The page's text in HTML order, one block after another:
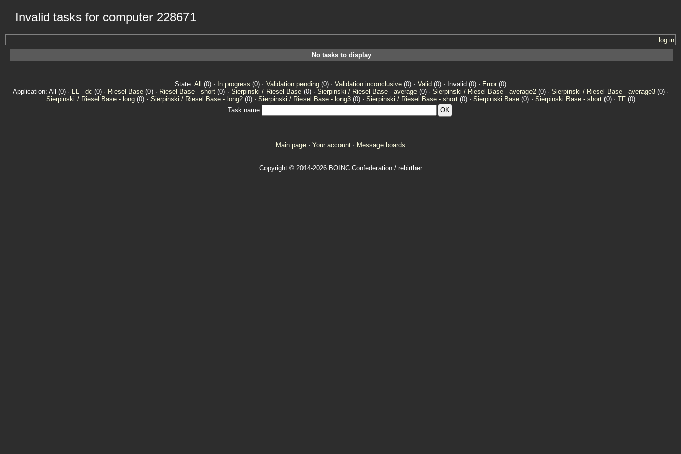
Invalid tasks for computer 228671
log in
No tasks to display
State: All (0) · In progress (0) · Validation pending (0) · Validation inconclusive (0) · Valid (0) · Invalid (0) · Error (0)
Application: All (0) · LL - dc (0) · Riesel Base(0) · Riesel Base - short(0) · Sierpinski / Riesel Base(0) · Sierpinski / Riesel Base - average(0) · Sierpinski / Riesel Base - average2(0) · Sierpinski / Riesel Base - average3(0) ·
Sierpinski / Riesel Base - long(0) · Sierpinski / Riesel Base - long2(0) · Sierpinski / Riesel Base - long3(0) · Sierpinski / Riesel Base - short(0) · Sierpinski Base(0) · Sierpinski Base - short(0) · TF(0)
Task name:
Main page · Your account · Message boards
Copyright © 2014-2026 BOINC Confederation / rebirther